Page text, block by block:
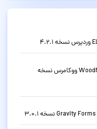
قالب فروشگاهی چندمنظوره وودمارت WoodMart ووکامرس نسخه